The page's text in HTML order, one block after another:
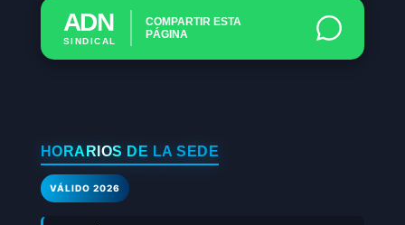
ADN
SINDICAL
COMPARTIR ESTA
PÁGINA
HORARIOS DE LA SEDE
VÁLIDO 2026